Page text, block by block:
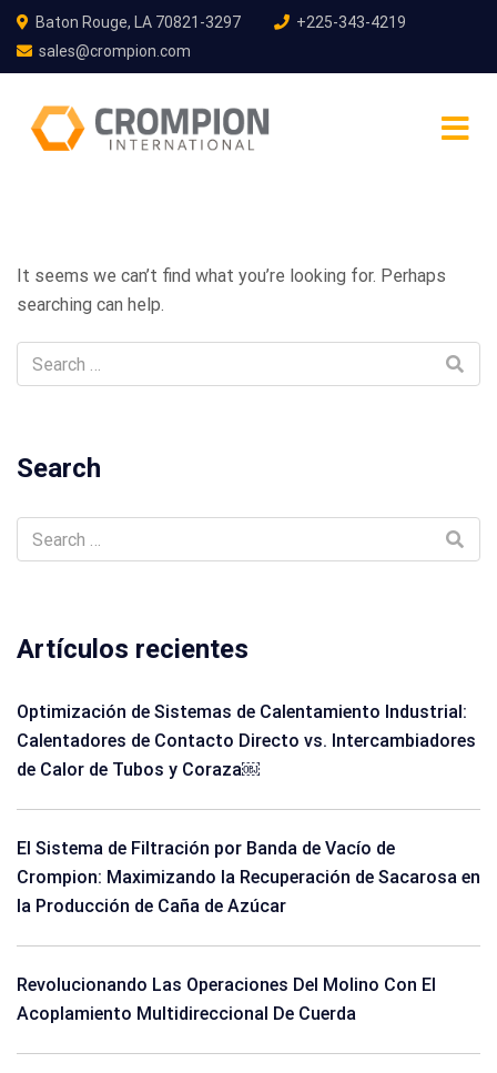
Baton Rouge, LA 70821-3297
+225-343-4219
sales@crompion.com
It seems we can’t find what you’re looking for. Perhaps
searching can help.
Search
Artículos recientes
Optimización de Sistemas de Calentamiento Industrial:
Calentadores de Contacto Directo vs. Intercambiadores
de Calor de Tubos y Coraza￼
El Sistema de Filtración por Banda de Vacío de
Crompion: Maximizando la Recuperación de Sacarosa en
la Producción de Caña de Azúcar
Revolucionando Las Operaciones Del Molino Con El
Acoplamiento Multidireccional De Cuerda